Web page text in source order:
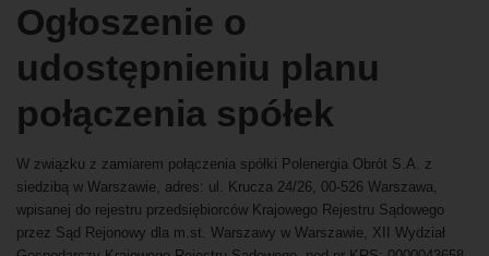
Ogłoszenie o
udostępnieniu planu
połączenia spółek
W związku z zamiarem połączenia spółki Polenergia Obrót S.A. z
siedzibą w Warszawie, adres: ul. Krucza 24/26, 00-526 Warszawa,
wpisanej do rejestru przedsiębiorców Krajowego Rejestru Sądowego
przez Sąd Rejonowy dla m.st. Warszawy w Warszawie, XII Wydział